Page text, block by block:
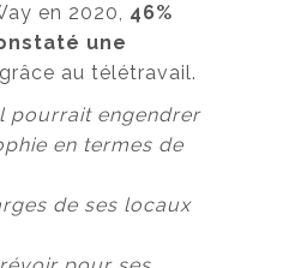
en 2020, 46%
une
grâce au télétravail.
pourrait engendrer
en termes de
de ses locaux